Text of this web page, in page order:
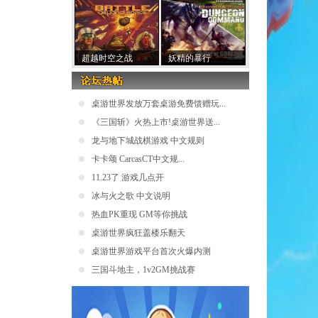
超越时空之战 妖精的暴行
桌游世界发放万套桌游免费馈赠玩...
《三国斩》火热上市!桌游世界送...
龙与地下城战棋游戏 中文规则
卡卡颂 CarcasCT中文规...
11.23了 游戏几点开
冰与火之歌 中文说明
热血PK重现 GM等你挑战
桌游世界疯狂盖楼乐翻天
桌游世界游戏平台首次火爆内测
三国斗地主，1v2GM挑战赛